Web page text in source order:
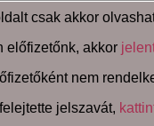
csak akkor
előfizetőnk, akkor
nem
jelszavát,